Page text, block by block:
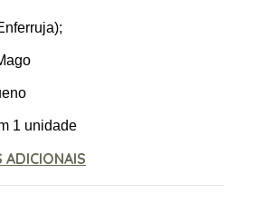
1 unidade
ADICIONAIS